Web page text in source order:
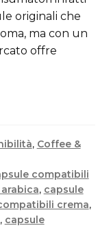
originali che
ma con un
offre
, Coffee &
compatibili
, capsule
crema,
, capsule